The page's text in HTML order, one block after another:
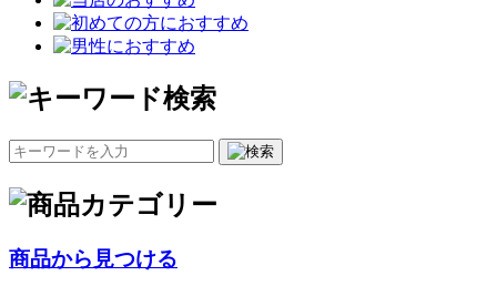
商品から見つける